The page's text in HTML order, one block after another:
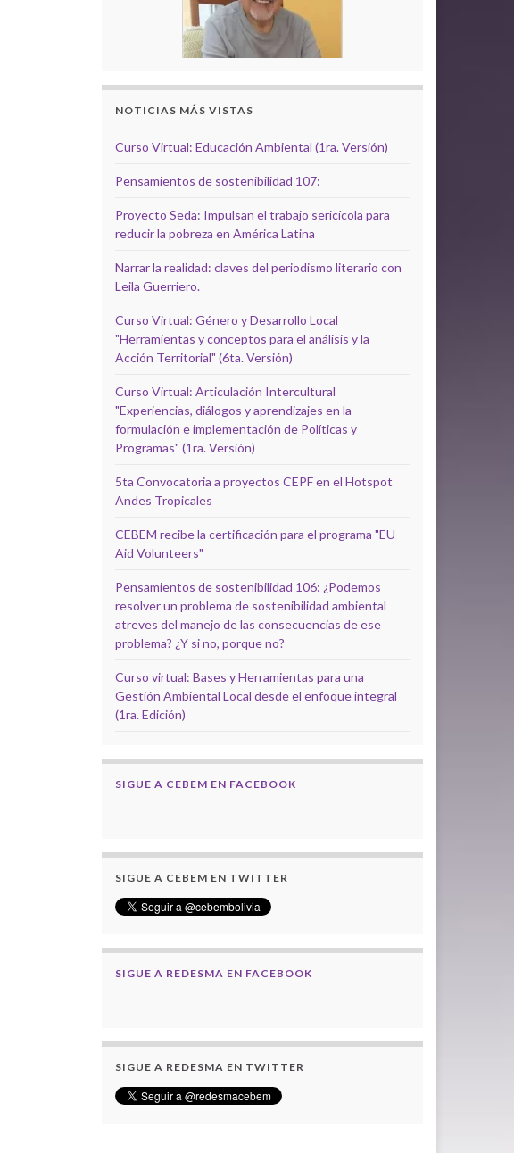
NOTICIAS MÁS VISTAS
Curso Virtual: Educación Ambiental (1ra. Versión)
Pensamientos de sostenibilidad 107:
Proyecto Seda: Impulsan el trabajo sericícola para
reducir la pobreza en América Latina
Narrar la realidad: claves del periodismo literario con
Leila Guerriero.
Curso Virtual: Género y Desarrollo Local
"Herramientas y conceptos para el análisis y la
Acción Territorial" (6ta. Versión)
Curso Virtual: Articulación Intercultural
"Experiencias, diálogos y aprendizajes en la
formulación e implementación de Políticas y
Programas" (1ra. Versión)
5ta Convocatoria a proyectos CEPF en el Hotspot
Andes Tropicales
CEBEM recibe la certificación para el programa "EU
Aid Volunteers"
Pensamientos de sostenibilidad 106: ¿Podemos
resolver un problema de sostenibilidad ambiental
atreves del manejo de las consecuencias de ese
problema? ¿Y si no, porque no?
Curso virtual: Bases y Herramientas para una
Gestión Ambiental Local desde el enfoque integral
(1ra. Edición)
SIGUE A CEBEM EN FACEBOOK
SIGUE A CEBEM EN TWITTER
SIGUE A REDESMA EN FACEBOOK
SIGUE A REDESMA EN TWITTER